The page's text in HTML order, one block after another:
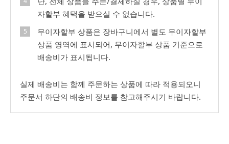
자할부 혜택을 받으실 수 없습니다.
무이자할부 상품은 장바구니에서 별도 무이자할부
상품 영역에 표시되어, 무이자할부 상품 기준으로
배송비가 표시됩니다.
실제 배송비는 함께 주문하는 상품에 따라 적용되오니
주문서 하단의 배송비 정보를 참고해주시기 바랍니다.